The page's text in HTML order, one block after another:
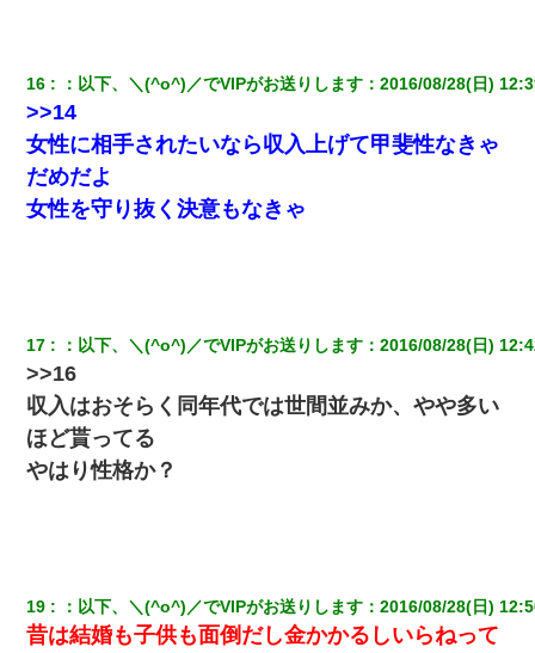
い」→離婚後、娘と実家で生活してると…
生保レディと行為する為に駆け引きしてみた結果ｗｗｗｗｗｗｗ
ｗｗｗｗｗ
16 ： 以下、＼(^o^)／でVIPがお送りします ：2016/08/28(日)
>>14
女性に相手されたいなら収入上げて甲斐性なきゃ
だめだよ
女性を守り抜く決意もなきゃ
17 ： 以下、＼(^o^)／でVIPがお送りします ：2016/08/28(日)
>>16
収入はおそらく同年代では世間並みか、やや多い
ほど貰ってる
やはり性格か？
19 ： 以下、＼(^o^)／でVIPがお送りします ：2016/08/28(日)
昔は結婚も子供も面倒だし金かかるしいらねって